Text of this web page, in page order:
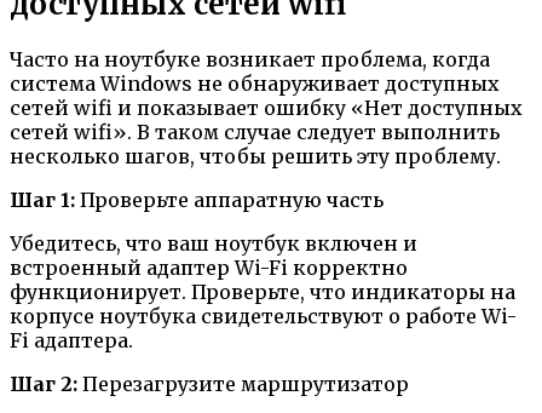
Часто на ноутбуке возникает проблема, когда
система Windows не обнаруживает доступных
сетей wifi и показывает ошибку «Нет доступных
сетей wifi». В таком случае следует выполнить
несколько шагов, чтобы решить эту проблему.
Шаг 1: Проверьте аппаратную часть
Убедитесь, что ваш ноутбук включен и
встроенный адаптер Wi-Fi корректно
функционирует. Проверьте, что индикаторы на
корпусе ноутбука свидетельствуют о работе Wi-
Fi адаптера.
Шаг 2: Перезагрузите маршрутизатор